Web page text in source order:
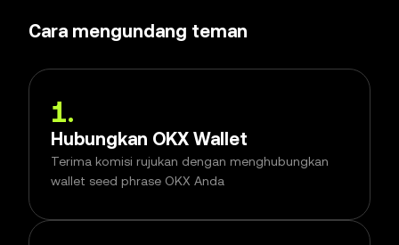
Cara mengundang teman
1.
Hubungkan OKX Wallet
Terima komisi rujukan dengan menghubungkan
wallet seed phrase OKX Anda